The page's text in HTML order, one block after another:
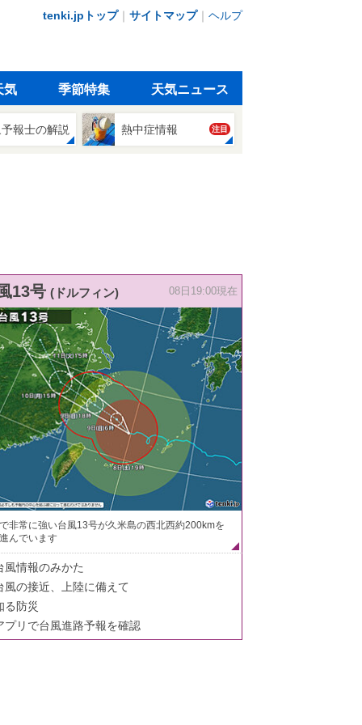
tenki.jpトップ｜ サイトマップ｜ ヘルプ
気 季節特集 天気ニュース
報士の解説 熱中症情報 注目
13号 (ドルフィン) 08日19:00現在
非常に強い台風13号が久米島の西北西約200kmを
んでいます
風情報のみかた
風の接近、上陸に備えて
る防災
プリで台風進路予報を確認